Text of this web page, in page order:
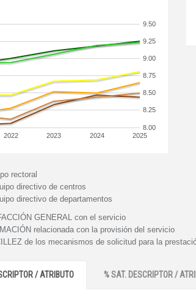
2022 2023 2024 2025
8.00
8.25
8.50
8.75
9.00
9.25
9.50
rectoral
directivo de centros
directivo de departamentos
GENERAL con el servicio
relacionada con la provisión del servicio
de los mecanismos de solicitud para la
/ ATRIBUTO % SAT. DESCRIPTOR /